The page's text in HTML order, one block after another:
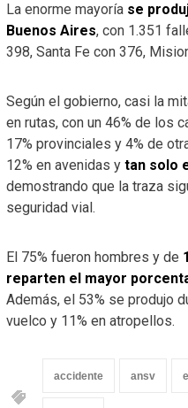
La enorme mayoría se
Buenos Aires, con 1.351
398, Santa Fe con 376,
Según el gobierno, casi la
en rutas, con un 46% de los
17% provinciales y 4% de
12% en avenidas y tan solo
demostrando que la traza
seguridad vial.
El 75% fueron hombres y de
reparten el mayor
Además, el 53% se produjo
vuelco y 11% en atropellos.
accidente ansv